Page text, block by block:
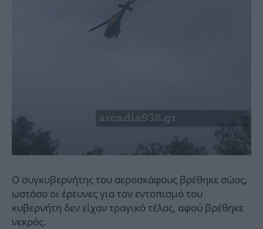
Ο συγκυβερνήτης του αεροσκάφους βρέθηκε σώος,
ωστόσο οι έρευνες για τον εντοπισμό του
κυβερνήτη δεν είχαν τραγικό τέλος, αφού βρέθηκε
νεκρός.